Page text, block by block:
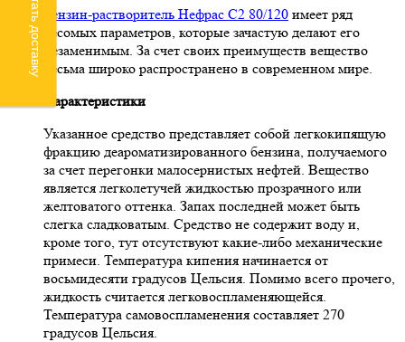
Бензин-растворитель Нефрас С2 80/120 имеет ряд
весомых параметров, которые зачастую делают его
незаменимым. За счет своих преимуществ вещество
весьма широко распространено в современном мире.
Характеристики
Указанное средство представляет собой легкокипящую
фракцию деароматизированного бензина, получаемого
за счет перегонки малосернистых нефтей. Вещество
является легколетучей жидкостью прозрачного или
желтоватого оттенка. Запах последней может быть
слегка сладковатым. Средство не содержит воду и,
кроме того, тут отсутствуют какие-либо механические
примеси. Температура кипения начинается от
восьмидесяти градусов Цельсия. Помимо всего прочего,
жидкость считается легковоспламеняющейся.
Температура самовоспламенения составляет 270
градусов Цельсия.